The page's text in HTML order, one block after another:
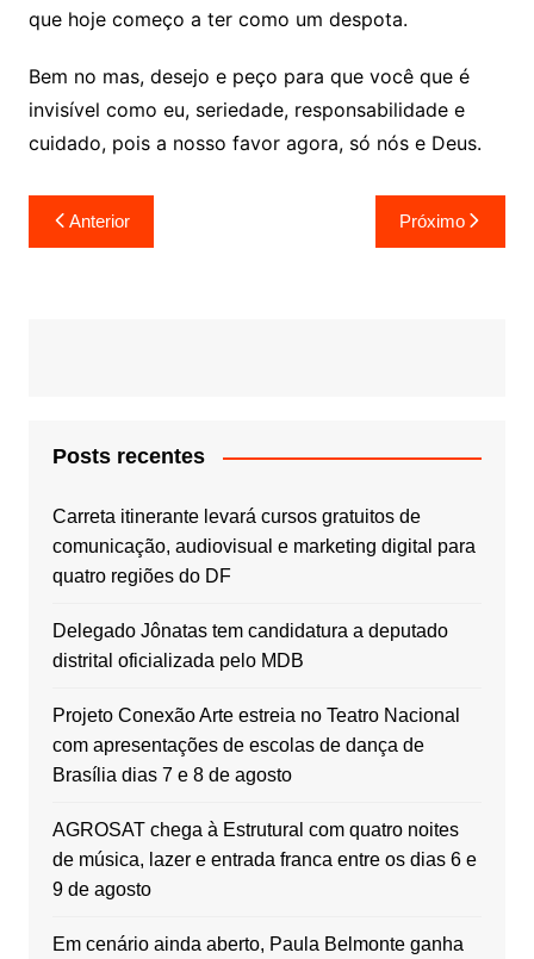
que hoje começo a ter como um despota.
Bem no mas, desejo e peço para que você que é
invisível como eu, seriedade, responsabilidade e
cuidado, pois a nosso favor agora, só nós e Deus.
Navegação
de
Anterior Próximo
Posts recentes
Carreta itinerante levará cursos gratuitos de
comunicação, audiovisual e marketing digital para
quatro regiões do DF
Delegado Jônatas tem candidatura a deputado
distrital oficializada pelo MDB
Projeto Conexão Arte estreia no Teatro Nacional
com apresentações de escolas de dança de
Brasília dias 7 e 8 de agosto
AGROSAT chega à Estrutural com quatro noites
de música, lazer e entrada franca entre os dias 6 e
9 de agosto
Em cenário ainda aberto, Paula Belmonte ganha